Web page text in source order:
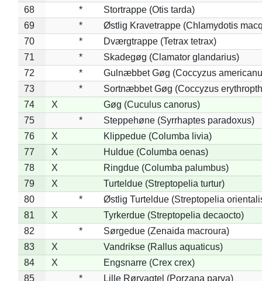
68
*
Stortrappe (Otis tarda)
69
*
Østlig Kravetrappe (Chlamydotis
70
*
Dværgtrappe (Tetrax tetrax)
71
*
Skadegøg (Clamator glandarius)
72
*
Gulnæbbet Gøg (Coccyzus
73
*
Sortnæbbet Gøg (Coccyzus
74
X
Gøg (Cuculus canorus)
75
*
Steppehøne (Syrrhaptes paradoxus)
76
X
Klippedue (Columba livia)
77
X
Huldue (Columba oenas)
78
X
Ringdue (Columba palumbus)
79
X
Turteldue (Streptopelia turtur)
80
*
Østlig Turteldue (Streptopelia
81
X
Tyrkerdue (Streptopelia decaocto)
82
*
Sørgedue (Zenaida macroura)
83
X
Vandrikse (Rallus aquaticus)
84
X
Engsnarre (Crex crex)
85
*
Lille Rørvagtel (Porzana parva)